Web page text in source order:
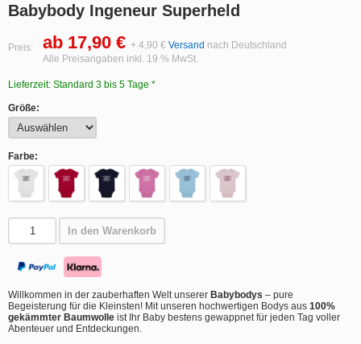
Babybody Ingeneur Superheld
Preis: ab 17,90 € + 4,90 € Versand nach Deutschland
Alle Preisangaben inkl. 19 % MwSt.
Lieferzeit: Standard 3 bis 5 Tage *
Größe:
Farbe:
In den Warenkorb
Willkommen in der zauberhaften Welt unserer Babybodys – pure
Begeisterung für die Kleinsten! Mit unseren hochwertigen Bodys aus 100%
gekämmter Baumwolle ist Ihr Baby bestens gewappnet für jeden Tag voller
Abenteuer und Entdeckungen.